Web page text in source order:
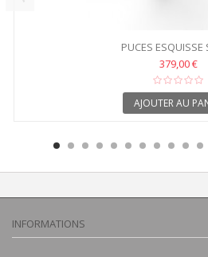
PUCES ESQUISSE
379,00 €
AJOUTER AU
INFORMATIONS